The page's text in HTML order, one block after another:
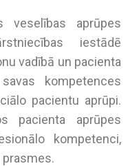
veselības aprūpes
iestādē
vadībā un pacienta
kompetences
pacientu aprūpi.
pacienta aprūpes
kompetenci,